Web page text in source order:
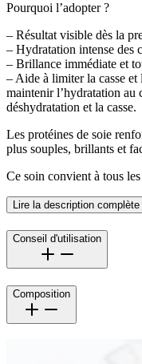
Pourquoi l’adopter ?
– Résultat visible dès la
– Hydratation intense des
– Brillance immédiate et
– Aide à limiter la casse
maintenir l’hydratation
déshydratation et la casse.
Les protéines de soie
plus souples, brillants et
Ce soin convient à tous
Lire la description complète
Conseil d'utilisation
Composition